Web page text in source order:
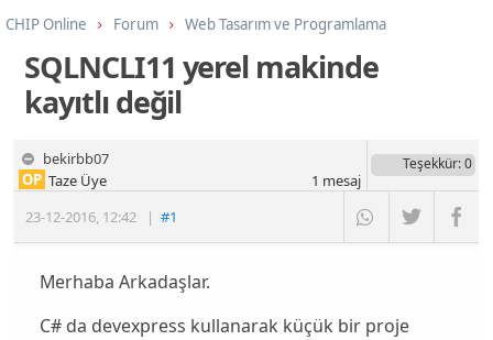
CHIP Online Forum
Web Tasarım ve Programlama
Programlama
C#
SQLNCLI11 yerel makinde
kayıtlı değil
bekirbb07
23-12-2016, 12:42 |#1
OP Taze Üye
Teşekkür: 0
1 mesaj
Merhaba Arkadaşlar.
C# da devexpress kullanarak küçük bir proje